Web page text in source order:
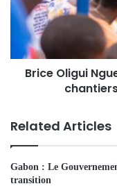
Brice Oligui
Related Articles
Gabon : Le
transition